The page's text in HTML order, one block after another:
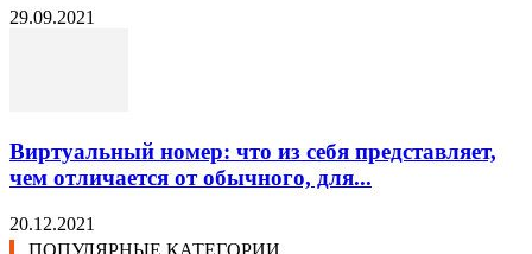
29.09.2021
Виртуальный номер: что из себя представляет,
чем отличается от обычного, для...
20.12.2021
ПОПУЛЯРНЫЕ КАТЕГОРИИ